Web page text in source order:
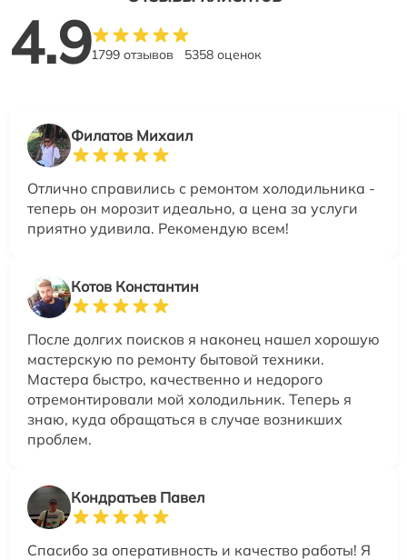
4.91799 отзывов 5358 оценок
Филатов Михаил
Отлично справились с ремонтом холодильника -
теперь он морозит идеально, а цена за услуги
приятно удивила. Рекомендую всем!
Котов Константин
После долгих поисков я наконец нашел хорошую
мастерскую по ремонту бытовой техники.
Мастера быстро, качественно и недорого
отремонтировали мой холодильник. Теперь я
знаю, куда обращаться в случае возникших
проблем.
Кондратьев Павел
Спасибо за оперативность и качество работы! Я